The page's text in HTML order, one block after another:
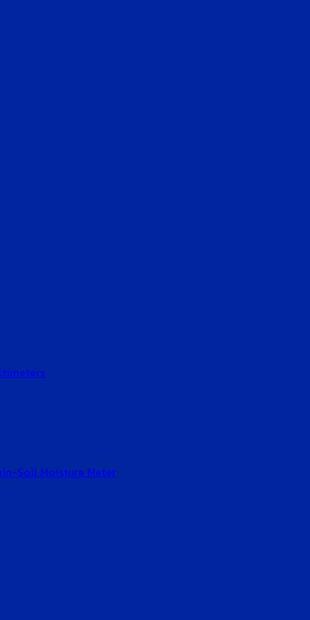
Soil Moisture Meter